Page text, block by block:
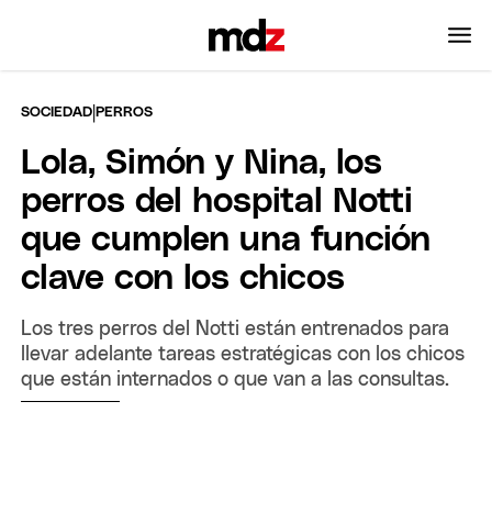
SOCIEDAD |PERROS
Lola, Simón y Nina, los
perros del hospital Notti
que cumplen una función
clave con los chicos
Los tres perros del Notti están entrenados para
llevar adelante tareas estratégicas con los chicos
que están internados o que van a las consultas.